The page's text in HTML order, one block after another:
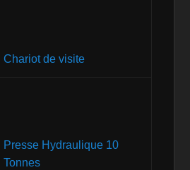
Chariot de visite
Presse Hydraulique 10
Tonnes